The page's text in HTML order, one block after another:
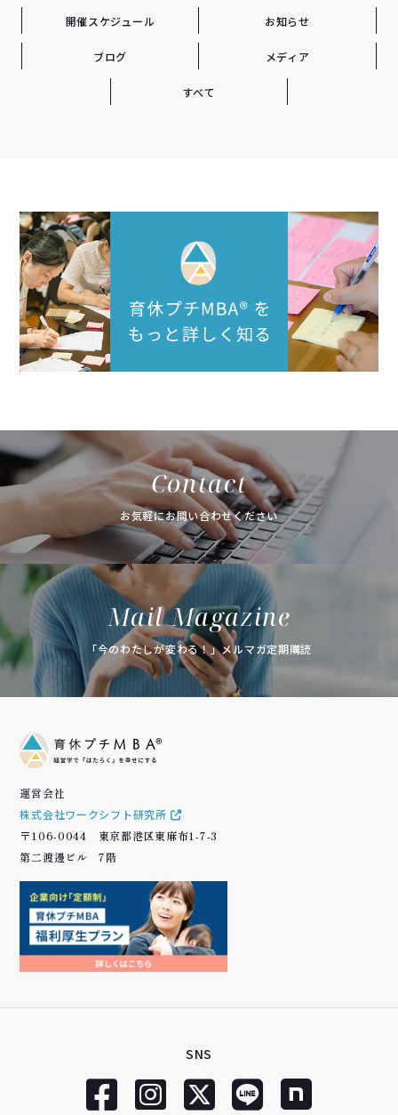
開催スケジュール お知らせ
ブログ メディア
すべて
Contact
お気軽にお問い合わせください
Mail Magazine
「今のわたしが変わる！」メルマガ定期購読
運営会社
株式会社ワークシフト研究所
〒106-0044 東京都港区東麻布1-7-3
第二渡邊ビル 7階
SNS